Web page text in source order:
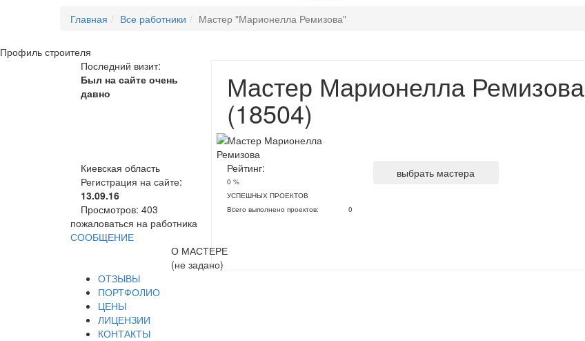
Главная
Все работники Мастер "Марионелла Ремизова"
Профиль строителя
Последний визит:
Был на сайте очень
давно
Мастер Марионелла Ремизова
(18504)
Киевская область
Регистрация на сайте:
13.09.16
Просмотров: 403
Рейтинг:
0 %
УСПЕШНЫХ ПРОЕКТОВ
Вcего выполнено проектов:
0
выбрать мастера
пожаловаться на работника
СООБЩЕНИЕ
О МАСТЕРЕ
(не задано)
ОТЗЫВЫ
ПОРТФОЛИО
ЦЕНЫ
ЛИЦЕНЗИИ
КОНТАКТЫ